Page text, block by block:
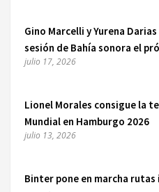
Gino Marcelli y Yurena
sesión de Bahía sonora el
julio 17, 2026
Lionel Morales consigue la
Mundial en Hamburgo 2026
julio 13, 2026
Binter pone en marcha